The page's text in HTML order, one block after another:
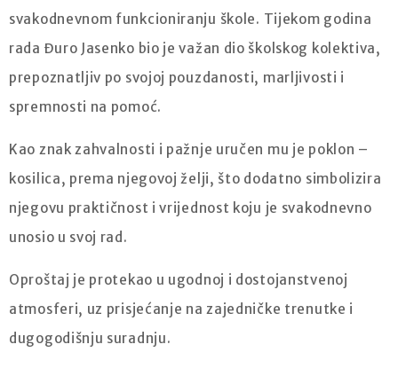
svakodnevnom funkcioniranju škole. Tijekom godina
rada Đuro Jasenko bio je važan dio školskog kolektiva,
prepoznatljiv po svojoj pouzdanosti, marljivosti i
spremnosti na pomoć.
Kao znak zahvalnosti i pažnje uručen mu je poklon –
kosilica, prema njegovoj želji, što dodatno simbolizira
njegovu praktičnost i vrijednost koju je svakodnevno
unosio u svoj rad.
Oproštaj je protekao u ugodnoj i dostojanstvenoj
atmosferi, uz prisjećanje na zajedničke trenutke i
dugogodišnju suradnju.